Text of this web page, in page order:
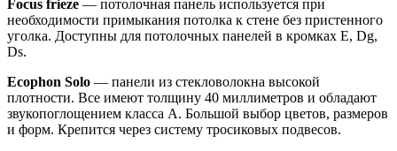
Focus frieze — потолочная панель используется при
необходимости примыкания потолка к стене без пристенного
уголка. Доступны для потолочных панелей в кромках Е, Dg,
Ds.
Ecophon Solo — панели из стекловолокна высокой
плотности. Все имеют толщину 40 миллиметров и обладают
звукопоглощением класса А. Большой выбор цветов, размеров
и форм. Крепится через систему тросиковых подвесов.